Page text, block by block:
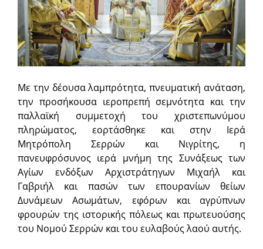
Με την δέουσα λαμπρότητα, πνευματική ανάταση,
την προ­σήκουσα ιεροπρεπή σεμνότητα και την
παλλαϊκή συμμετοχή του χριστεπωνύμου
πληρώματος, εορτάσθηκε και στην Ιερά
Μητρόπολη Σερρών και Νιγρίτης, η
πανευφρόσυνος ιερά μνήμη της Συνάξεως των
Αγίων ενδόξων Αρχιστράτηγων Μιχαήλ και
Γαβριήλ και πασών των επουρανίων θείων
Δυνάμεων Ασωμάτων, εφόρων και αγρύπνων
φρουρών της ιστορικής πόλεως και πρωτευού­σης
του Νομού Σερρών και του ευλαβούς λαού αυτής.